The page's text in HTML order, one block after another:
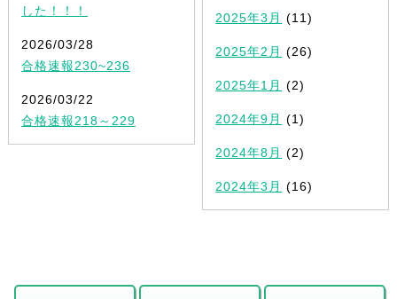
した！！！
2026/03/28
合格速報230~236
2026/03/22
合格速報218～229
2025年3月 (11)
2025年2月 (26)
2025年1月 (2)
2024年9月 (1)
2024年8月 (2)
2024年3月 (16)